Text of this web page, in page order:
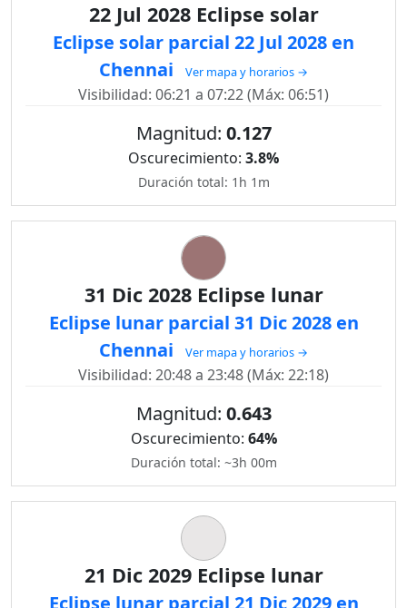
22 Jul 2028 Eclipse solar
Eclipse solar parcial 22 Jul 2028 en
Chennai
Ver mapa y horarios →
Visibilidad: 06:21 a 07:22 (Máx: 06:51)
Magnitud: 0.127
Oscurecimiento: 3.8%
Duración total: 1h 1m
31 Dic 2028 Eclipse lunar
Eclipse lunar parcial 31 Dic 2028 en
Chennai
Ver mapa y horarios →
Visibilidad: 20:48 a 23:48 (Máx: 22:18)
Magnitud: 0.643
Oscurecimiento: 64%
Duración total: ~3h 00m
21 Dic 2029 Eclipse lunar
Eclipse lunar parcial 21 Dic 2029 en